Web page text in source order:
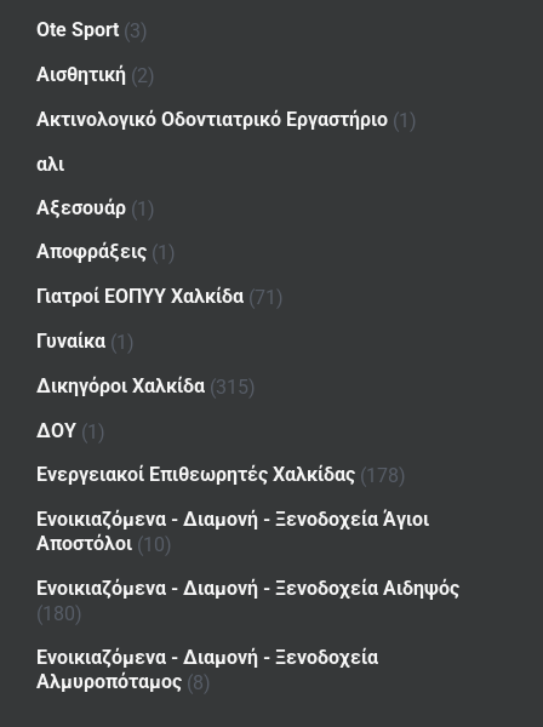
Ote Sport (3)
Αισθητική (2)
Ακτινολογικό Οδοντιατρικό Εργαστήριο (1)
αλι
Αξεσουάρ (1)
Αποφράξεις (1)
Γιατροί ΕΟΠΥΥ Χαλκίδα (71)
Γυναίκα (1)
Δικηγόροι Χαλκίδα (315)
ΔΟΥ (1)
Ενεργειακοί Επιθεωρητές Χαλκίδας (178)
Ενοικιαζόμενα - Διαμονή - Ξενοδοχεία Άγιοι
Αποστόλοι (10)
Ενοικιαζόμενα - Διαμονή - Ξενοδοχεία Αιδηψός
(180)
Ενοικιαζόμενα - Διαμονή - Ξενοδοχεία
Αλμυροπόταμος (8)